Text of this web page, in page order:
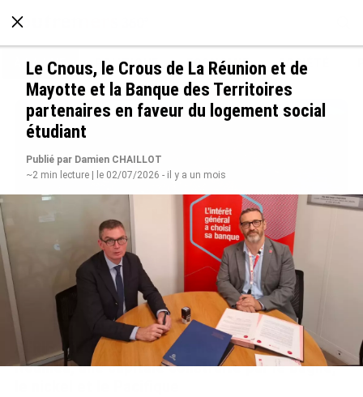
À LA UNE POLITIQUE ECONOMIE SOCIÉTÉ
SÉRIE. Histoire des chefs-lieux d’Outre-mer :
Nouméa, une capitale construite par le bagne,
Le Cnous, le Crous de La Réunion et de
Mayotte et la Banque des Territoires
partenaires en faveur du logement social
étudiant
Publié par Damien CHAILLOT
~2 min lecture | le 02/07/2026 - il y a un mois